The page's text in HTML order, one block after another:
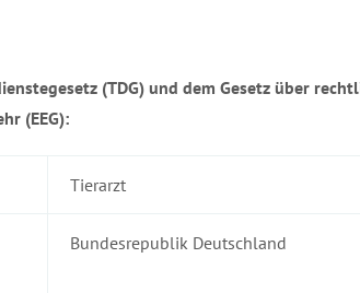
(TDG) und dem Gesetz über
(EEG):
Tierarzt
Bundesrepublik Deutschland